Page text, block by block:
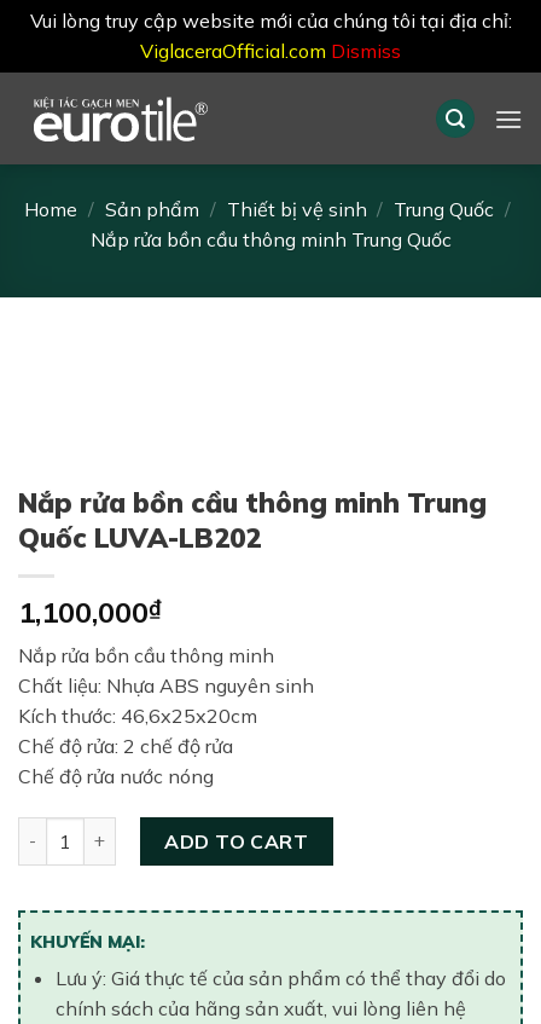
Vui lòng truy cập website mới của chúng tôi tại địa chỉ:
ViglaceraOfficial.com Dismiss
content
Home / Sản phẩm / Thiết bị vệ sinh / Trung Quốc /
Nắp rửa bồn cầu thông minh Trung Quốc
Nắp rửa bồn cầu thông minh Trung
Quốc LUVA-LB202
1,100,000₫
Nắp rửa bồn cầu thông minh
Chất liệu: Nhựa ABS nguyên sinh
Kích thước: 46,6x25x20cm
Chế độ rửa: 2 chế độ rửa
Chế độ rửa nước nóng
ADD TO CART
KHUYẾN MẠI:
Lưu ý: Giá thực tế của sản phẩm có thể thay đổi do
chính sách của hãng sản xuất, vui lòng liên hệ